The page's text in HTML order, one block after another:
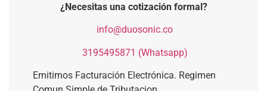
¿Necesitas una cotización formal?
info@duosonic.co
3195495871 (Whatsapp)
Emitimos Facturación Electrónica. Regimen